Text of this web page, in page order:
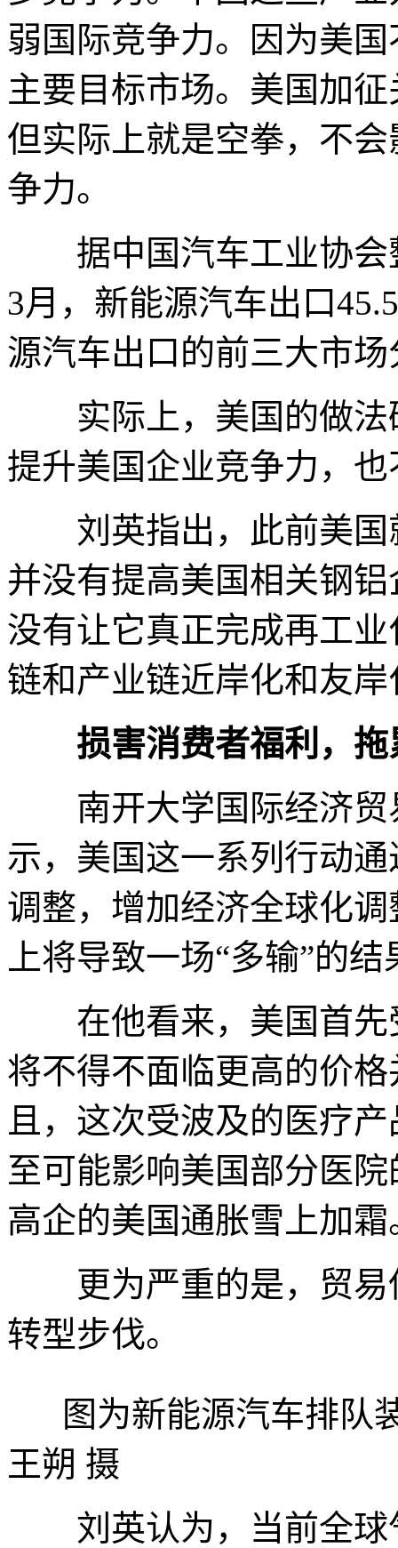
弱国际竞争力。因为美
主要目标市场。美国加
但实际上就是空拳，不
争力。
据中国汽车工业协会
3月，新能源汽车出口
源汽车出口的前三大市
实际上，美国的做法
提升美国企业竞争力，
刘英指出，此前美国
并没有提高美国相关钢
没有让它真正完成再工
链和产业链近岸化和友
损害消费者福利，
南开大学国际经济贸
示，美国这一系列行动
调整，增加经济全球化
上将导致一场“多输”的结
在他看来，美国首先
将不得不面临更高的价
且，这次受波及的医疗
至可能影响美国部分医
高企的美国通胀雪上加霜
更为严重的是，贸易
转型步伐。
图为新能源汽车排队
王朔 摄
刘英认为，当前全球